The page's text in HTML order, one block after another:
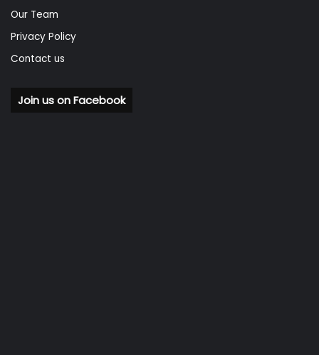
Our Team
Privacy Policy
Contact us
Join us on Facebook